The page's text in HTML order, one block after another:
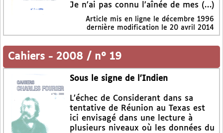
Je n’ai pas connu l’aînée de mes (…)
Article mis en ligne le décembre 1996
dernière modification le 20 avril 2014
Cahiers - 2008 / n° 19
Sous le signe de l’Indien
L’échec de Considerant dans sa
tentative de Réunion au Texas est
ici envisagé dans une lecture à
plusieurs niveaux où les données du